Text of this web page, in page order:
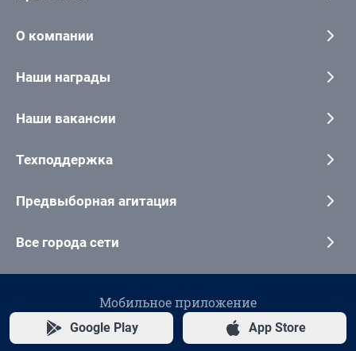
О компании
Наши награды
Наши вакансии
Техподдержка
Предвыборная агитация
Все города сети
Мобильное приложение
Google Play App Store